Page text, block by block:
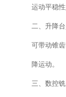
运动平稳
二、升降
可带动锥
降运动。
三、数控